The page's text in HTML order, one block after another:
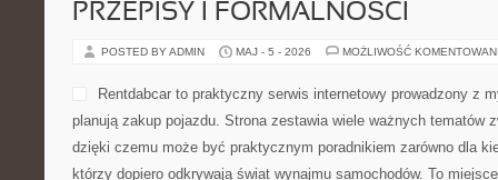
PRZEPISY I FORMALNOŚCI
POSTED BY ADMIN MAJ - 5 - 2026 MOŻLIWOŚĆ
Rentdabcar to praktyczny serwis internetowy prowadzony z
planują zakup pojazdu. Strona zestawia wiele ważnych tematów
dzięki czemu może być praktycznym poradnikiem zarówno dla
którzy dopiero odkrywają świat wynajmu samochodów. To